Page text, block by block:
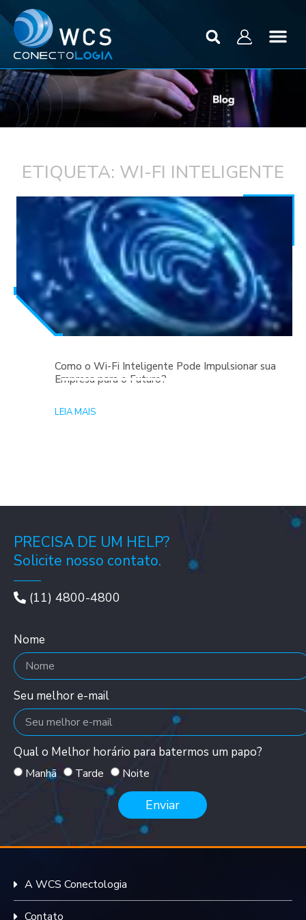
ETIQUETA: WI-FI INTELIGENTE
Como o Wi-Fi Inteligente Pode Impulsionar sua
Empresa para o Futuro?
LEIA MAIS
PRECISA DE UM HELP?
Solicite nosso contato.
(11) 4800-4800
Nome
Seu melhor e-mail
Qual o Melhor horário para batermos um papo?
Manhã Tarde Noite
Enviar
A WCS Conectologia
Contato